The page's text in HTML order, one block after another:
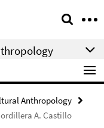
Anthropology
A. Castillo